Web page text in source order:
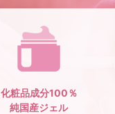
化粧品成分100％
純国産ジェル